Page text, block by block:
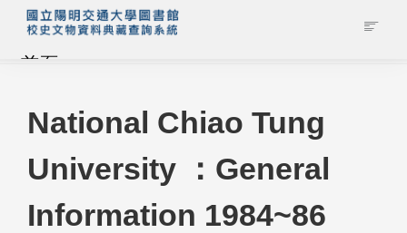
首頁
藏品查詢
校史館簡介
藏品清單全覽
National Chiao Tung
University ：General
Information 1984~86